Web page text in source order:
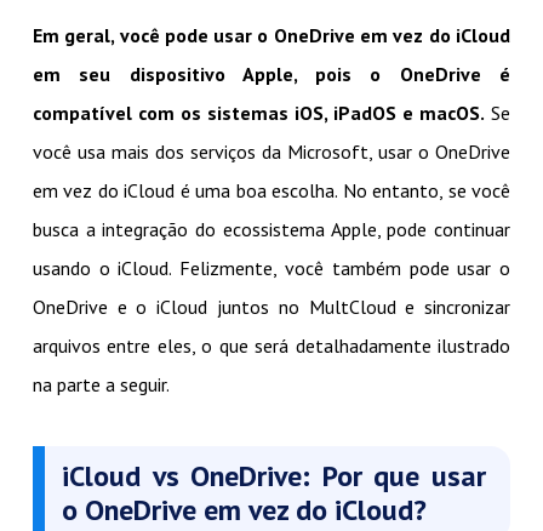
Em geral, você pode usar o OneDrive em vez do iCloud
em seu dispositivo Apple, pois o OneDrive é
compatível com os sistemas iOS, iPadOS e macOS. Se
você usa mais dos serviços da Microsoft, usar o OneDrive
em vez do iCloud é uma boa escolha. No entanto, se você
busca a integração do ecossistema Apple, pode continuar
usando o iCloud. Felizmente, você também pode usar o
OneDrive e o iCloud juntos no MultCloud e sincronizar
arquivos entre eles, o que será detalhadamente ilustrado
na parte a seguir.
iCloud vs OneDrive: Por que usar
o OneDrive em vez do iCloud?